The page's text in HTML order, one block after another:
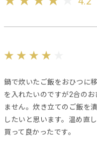
鍋で炊いたご飯をおひつに
を入れたいのですが2合の
ません。炊き立てのご飯を
したいと思います。温め直
買って良かったです。